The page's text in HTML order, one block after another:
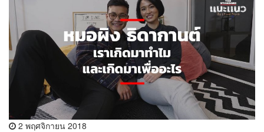
2 พฤศจิกายน 2018